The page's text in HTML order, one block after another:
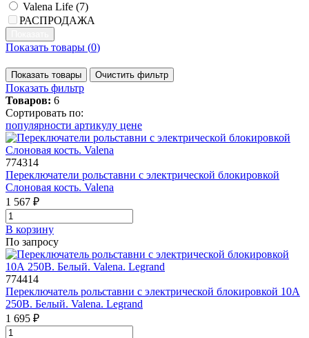
Valena Life (7)
РАСПРОДАЖА
Показать товары (0)
Показать товары Очистить фильтр
Показать фильтр
Товаров: 6
Сортировать по:
популярности артикулу цене
774314
Переключатели рольставни с электрической блокировкой
Слоновая кость. Valena
1 567 ₽
В корзинy
По запросу
774414
Переключатель рольставни с электрической блокировкой 10А
250В. Белый. Valena. Legrand
1 695 ₽